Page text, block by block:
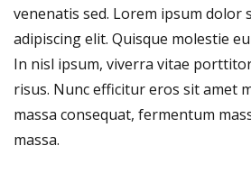
venenatis sed. Lorem ipsum dolor
adipiscing elit. Quisque molestie
In nisl ipsum, viverra vitae
risus. Nunc efficitur eros sit amet
massa consequat, fermentum
massa.